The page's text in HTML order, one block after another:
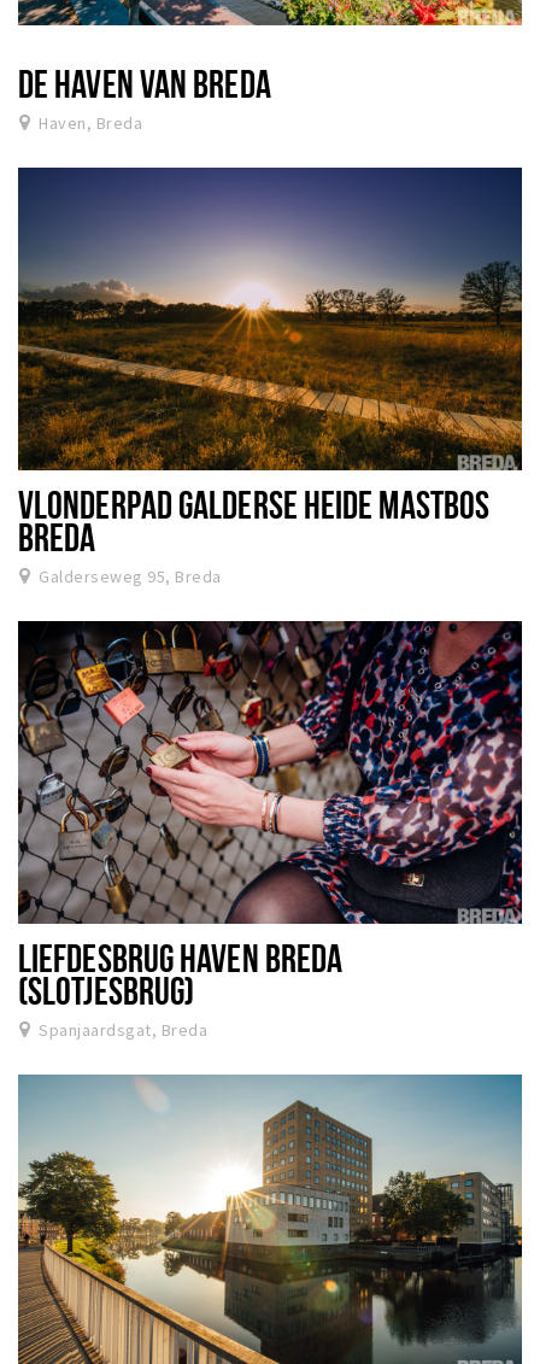
DE HAVEN VAN BREDA
Haven, Breda
VLONDERPAD GALDERSE HEIDE MASTBOS
BREDA
Galderseweg 95, Breda
LIEFDESBRUG HAVEN BREDA
(SLOTJESBRUG)
Spanjaardsgat, Breda